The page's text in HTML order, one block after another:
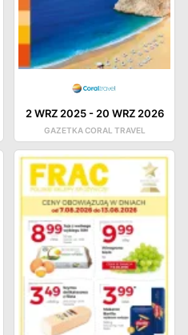
2 WRZ 2025- 20 WRZ 2026
GAZETKA CORAL TRAVEL